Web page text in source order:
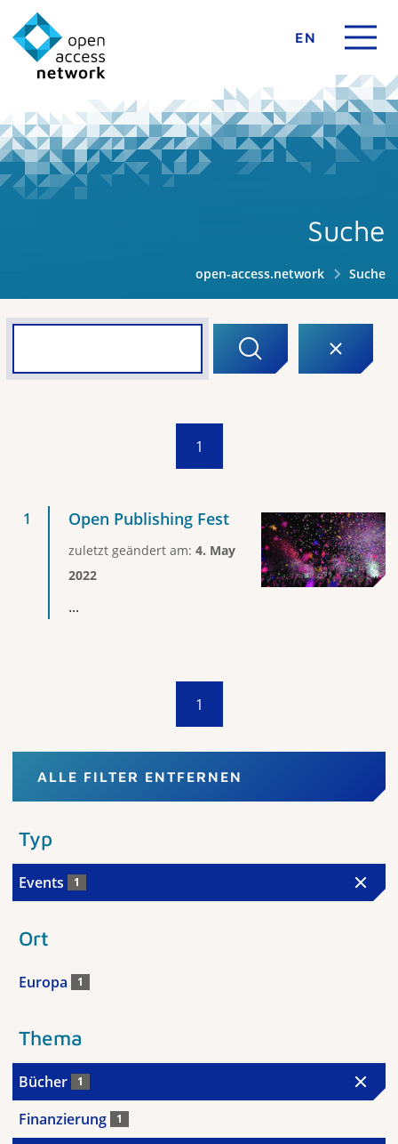
EN
Suche
open-access.network Suche
1
Open Publishing Fest
zuletzt geändert am: 4. May
2022
...
1
ALLE FILTER ENTFERNEN
Typ
Events 1
Ort
Europa 1
Thema
Bücher 1
Finanzierung 1